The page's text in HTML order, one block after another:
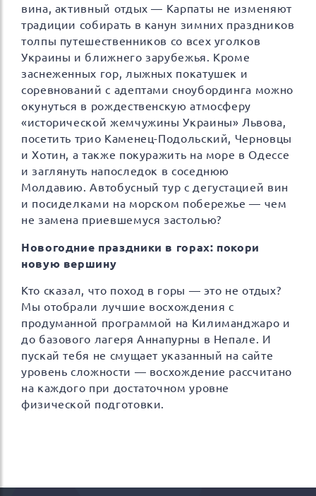
вина, активный отдых — Карпаты не изменяют
традиции собирать в канун зимних праздников
толпы путешественников со всех уголков
Украины и ближнего зарубежья. Кроме
заснеженных гор, лыжных покатушек и
соревнований с адептами сноубординга можно
окунуться в рождественскую атмосферу
«исторической жемчужины Украины» Львова,
посетить трио Каменец-Подольский, Черновцы
и Хотин, а также покуражить на море в Одессе
и заглянуть напоследок в соседнюю
Молдавию. Автобусный тур с дегустацией вин
и посиделками на морском побережье — чем
не замена приевшемуся застолью?
Новогодние праздники в горах: покори
новую вершину
Кто сказал, что поход в горы — это не отдых?
Мы отобрали лучшие восхождения с
продуманной программой на Килиманджаро и
до базового лагеря Аннапурны в Непале. И
пускай тебя не смущает указанный на сайте
уровень сложности — восхождение рассчитано
на каждого при достаточном уровне
физической подготовки.